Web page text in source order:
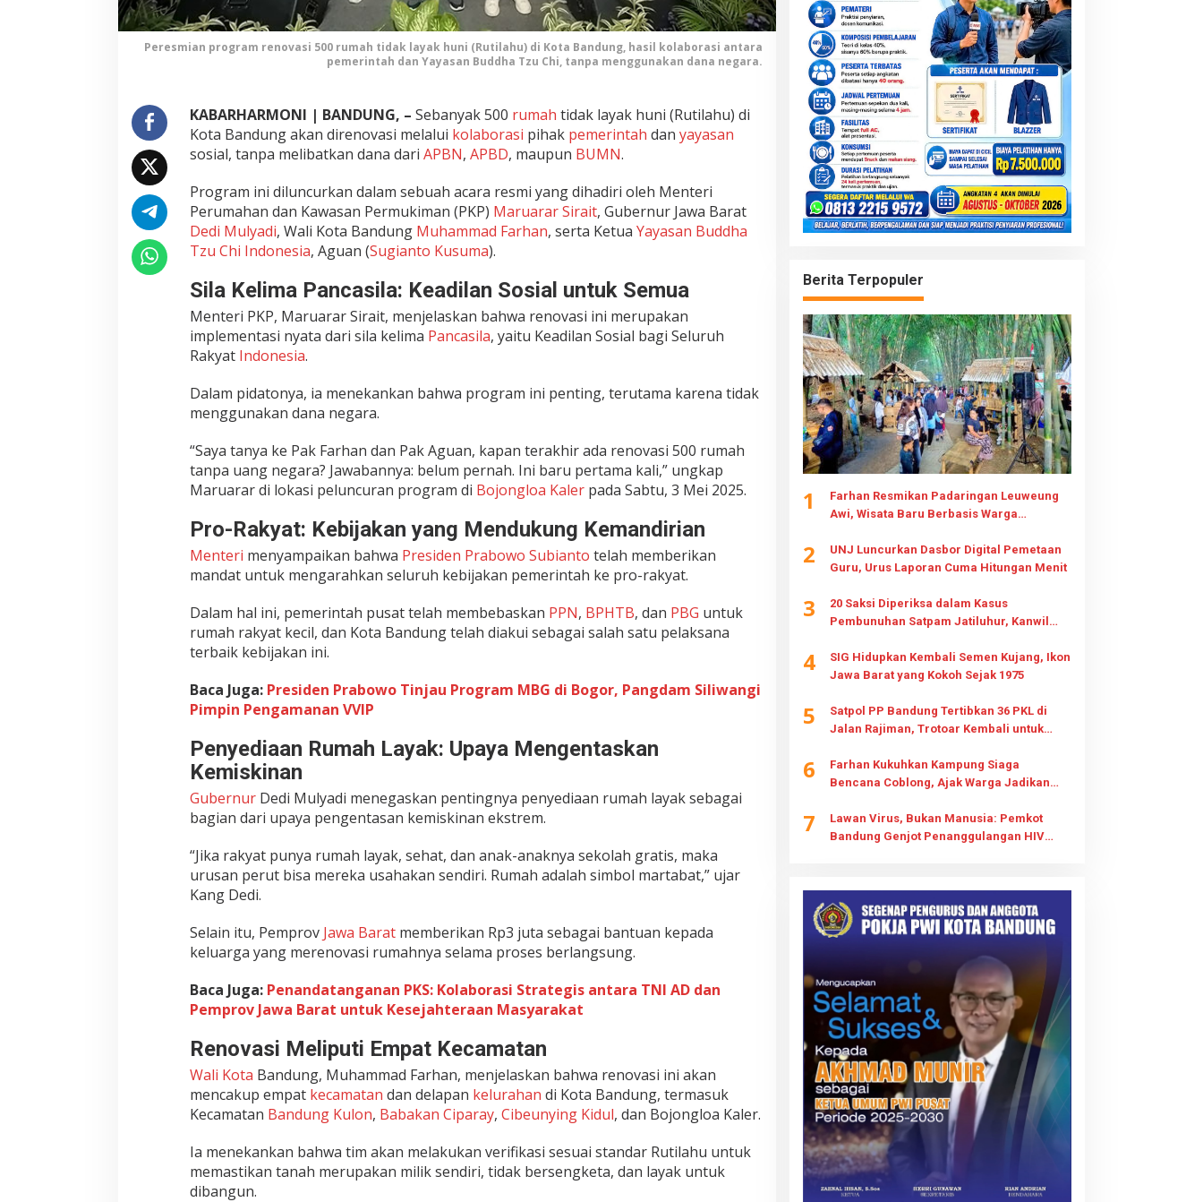
n
d
K
e
l
r
a
h
a
n
o
t
a
a
d
u
g
T
n
p
a
D
n
a
N
g
a
a
Peresmian program renovasi 500 rumah tidak layak huni (Rutilahu) di Kota Bandung, hasil kolaborasi antara
pemerintah dan Yayasan Buddha Tzu Chi, tanpa menggunakan dana negara.
KABARHARMONI | BANDUNG, – Sebanyak 500 rumah tidak layak huni (Rutilahu) di
Kota Bandung akan direnovasi melalui kolaborasi pihak pemerintah dan yayasan
sosial, tanpa melibatkan dana dari APBN, APBD, maupun BUMN.
Program ini diluncurkan dalam sebuah acara resmi yang dihadiri oleh Menteri
Perumahan dan Kawasan Permukiman (PKP) Maruarar Sirait, Gubernur Jawa Barat
Dedi Mulyadi, Wali Kota Bandung Muhammad Farhan, serta Ketua Yayasan Buddha
Tzu Chi Indonesia, Aguan (Sugianto Kusuma).
Sila Kelima Pancasila: Keadilan Sosial untuk Semua
Menteri PKP, Maruarar Sirait, menjelaskan bahwa renovasi ini merupakan
implementasi nyata dari sila kelima Pancasila, yaitu Keadilan Sosial bagi Seluruh
Rakyat Indonesia.
Dalam pidatonya, ia menekankan bahwa program ini penting, terutama karena tidak
menggunakan dana negara.
“Saya tanya ke Pak Farhan dan Pak Aguan, kapan terakhir ada renovasi 500 rumah
tanpa uang negara? Jawabannya: belum pernah. Ini baru pertama kali,” ungkap
Maruarar di lokasi peluncuran program di Bojongloa Kalerpada Sabtu, 3 Mei 2025.
Pro-Rakyat: Kebijakan yang Mendukung Kemandirian
Menteri menyampaikan bahwa Presiden Prabowo Subianto telah memberikan
mandat untuk mengarahkan seluruh kebijakan pemerintah ke pro-rakyat.
Dalam hal ini, pemerintah pusat telah membebaskan PPN, BPHTB, dan PBG untuk
rumah rakyat kecil, dan Kota Bandung telah diakui sebagai salah satu pelaksana
terbaik kebijakan ini.
Baca Juga: Presiden Prabowo Tinjau Program MBG di Bogor, Pangdam Siliwangi
Pimpin Pengamanan VVIP
Penyediaan Rumah Layak: Upaya Mengentaskan
Kemiskinan
GubernurDedi Mulyadi menegaskan pentingnya penyediaan rumah layak sebagai
bagian dari upaya pengentasan kemiskinan ekstrem.
“Jika rakyat punya rumah layak, sehat, dan anak-anaknya sekolah gratis, maka
urusan perut bisa mereka usahakan sendiri. Rumah adalah simbol martabat,” ujar
Kang Dedi.
Selain itu, Pemprov Jawa Baratmemberikan Rp3 juta sebagai bantuan kepada
keluarga yang merenovasi rumahnya selama proses berlangsung.
Baca Juga: Penandatanganan PKS: Kolaborasi Strategis antara TNI AD dan
Pemprov Jawa Barat untuk Kesejahteraan Masyarakat
Renovasi Meliputi Empat Kecamatan
Wali Kota Bandung, Muhammad Farhan, menjelaskan bahwa renovasi ini akan
mencakup empat kecamatan dan delapan kelurahan di Kota Bandung, termasuk
Kecamatan Bandung Kulon, Babakan Ciparay, Cibeunying Kidul, dan Bojongloa Kaler.
Ia menekankan bahwa tim akan melakukan verifikasi sesuai standar Rutilahu untuk
memastikan tanah merupakan milik sendiri, tidak bersengketa, dan layak untuk
dibangun.
Berita Terpopuler
1
Farhan Resmikan Padaringan Leuweung
Awi, Wisata Baru Berbasis Warga
2
UNJ Luncurkan Dasbor Digital Pemetaan
Guru, Urus Laporan Cuma Hitungan Menit
3
20 Saksi Diperiksa dalam Kasus
Pembunuhan Satpam Jatiluhur, Kanwil
Hak Keluarga
4
SIG Hidupkan Kembali Semen Kujang, Ikon
Jawa Barat yang Kokoh Sejak 1975
5
Satpol PP Bandung Tertibkan 36 PKL di
Jalan Rajiman, Trotoar Kembali untuk
6
Farhan Kukuhkan Kampung Siaga
Bencana Coblong, Ajak Warga Jadikan
7
Lawan Virus, Bukan Manusia: Pemkot
Bandung Genjot Penanggulangan HIV